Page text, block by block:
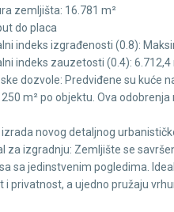
zemljišta: 16.781 m²
do placa
indeks izgrađenosti (0.8):
indeks zauzetosti (0.4): 6.712,4
dozvole: Predviđene su kuće
m² po objektu. Ova
izrada novog detaljnog
za izgradnju: Zemljište se
sa jedinstvenim pogledima.
i privatnost, a ujedno pružaju